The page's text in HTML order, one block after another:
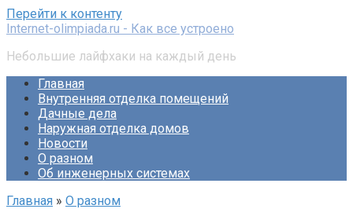
Перейти к контенту
Internet-olimpiada.ru - Как все устроено
Небольшие лайфхаки на каждый день
Главная
Внутренняя отделка помещений
Дачные дела
Наружная отделка домов
Новости
О разном
Об инженерных системах
Главная » О разном